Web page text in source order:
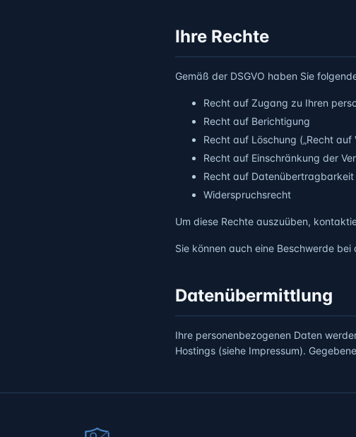
Ihre Rechte
Gemäß der DSGVO haben Sie
Recht auf Zugang zu Ihren
Recht auf Berichtigung
Recht auf Löschung („Recht auf
Recht auf Einschränkung der
Recht auf Datenübertragbarkeit
Widerspruchsrecht
Um diese Rechte auszuüben,
Sie können auch eine Beschwerde bei
Datenübermittlung
Ihre personenbezogenen Daten
Hostings (siehe Impressum).